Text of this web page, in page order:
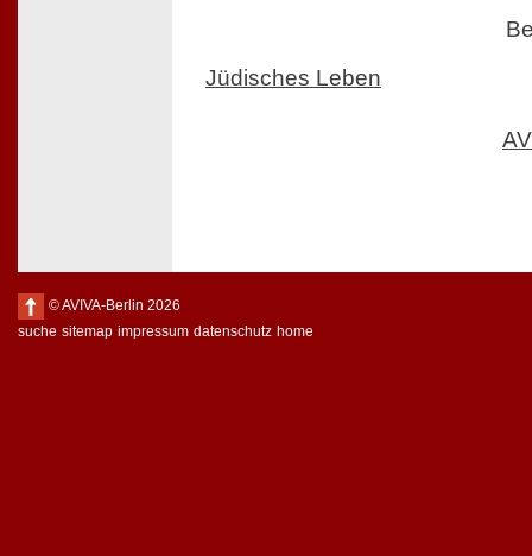
Jüdisches Leben
© AVIVA-Berlin 2026
suche sitemap impressum datenschutz home